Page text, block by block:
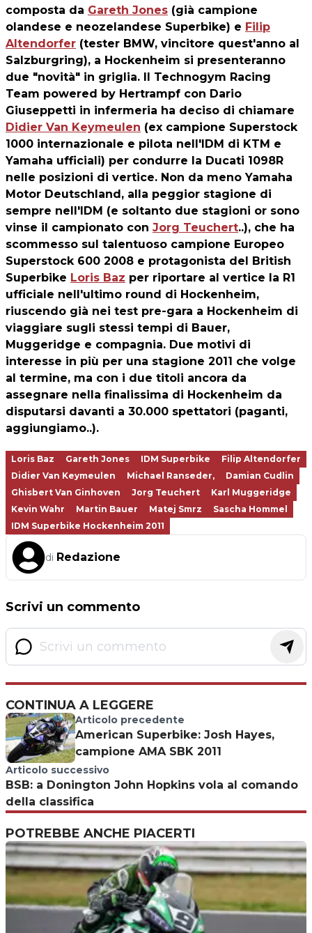
composta da Gareth Jones (già campione
olandese e neozelandese Superbike) e Filip
Altendorfer (tester BMW, vincitore quest'anno al
Salzburgring), a Hockenheim si presenteranno
due "novità" in griglia. Il Technogym Racing
Team powered by Hertrampf con Dario
Giuseppetti in infermeria ha deciso di chiamare
Didier Van Keymeulen (ex campione Superstock
1000 internazionale e pilota nell'IDM di KTM e
Yamaha ufficiali) per condurre la Ducati 1098R
nelle posizioni di vertice. Non da meno Yamaha
Motor Deutschland, alla peggior stagione di
sempre nell'IDM (e soltanto due stagioni or sono
vinse il campionato con Jorg Teuchert..), che ha
scommesso sul talentuoso campione Europeo
Superstock 600 2008 e protagonista del British
Superbike Loris Baz per riportare al vertice la R1
ufficiale nell'ultimo round di Hockenheim,
riuscendo già nei test pre-gara a Hockenheim di
viaggiare sugli stessi tempi di Bauer,
Muggeridge e compagnia. Due motivi di
interesse in più per una stagione 2011 che volge
al termine, ma con i due titoli ancora da
assegnare nella finalissima di Hockenheim da
disputarsi davanti a 30.000 spettatori (paganti,
aggiungiamo..).
Loris Baz Gareth Jones IDM Superbike
Filip Altendorfer
Didier Van Keymeulen
Michael Ranseder,
Damian Cudlin
Ghisbert Van Ginhoven
Jorg Teuchert
Karl Muggeridge
Kevin Wahr
Martin Bauer Matej Smrz
Sascha Hommel
IDM Superbike Hockenheim 2011
di Redazione
Scrivi un commento
CONTINUA A LEGGERE
Articolo precedente
American Superbike: Josh Hayes,
campione AMA SBK 2011
Articolo successivo
BSB: a Donington John Hopkins vola al comando
della classifica
POTREBBE ANCHE PIACERTI